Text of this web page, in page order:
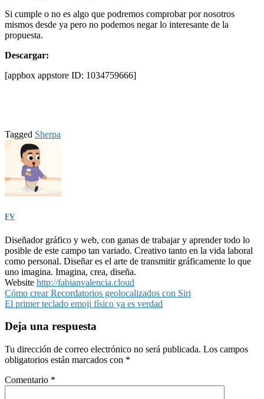
Si cumple o no es algo que podremos comprobar por nosotros
mismos desde ya pero no podemos negar lo interesante de la
propuesta.
Descargar:
[appbox appstore ID: 1034759666]
Tagged Sherpa
FV
Diseñador gráfico y web, con ganas de trabajar y aprender todo lo
posible de este campo tan variado. Creativo tanto en la vida laboral
como personal. Diseñar es el arte de transmitir gráficamente lo que
uno imagina. Imagina, crea, diseña.
Website http://fabianvalencia.cloud
Navegación
de
entradas
Cómo crear Recordatorios geolocalizados con Siri
El primer teclado emoji físico ya es verdad
Deja una respuesta
Tu dirección de correo electrónico no será publicada. Los campos
obligatorios están marcados con *
Comentario *